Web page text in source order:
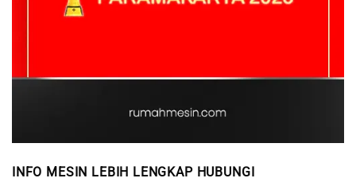
INFO MESIN LEBIH LENGKAP HUBUNGI